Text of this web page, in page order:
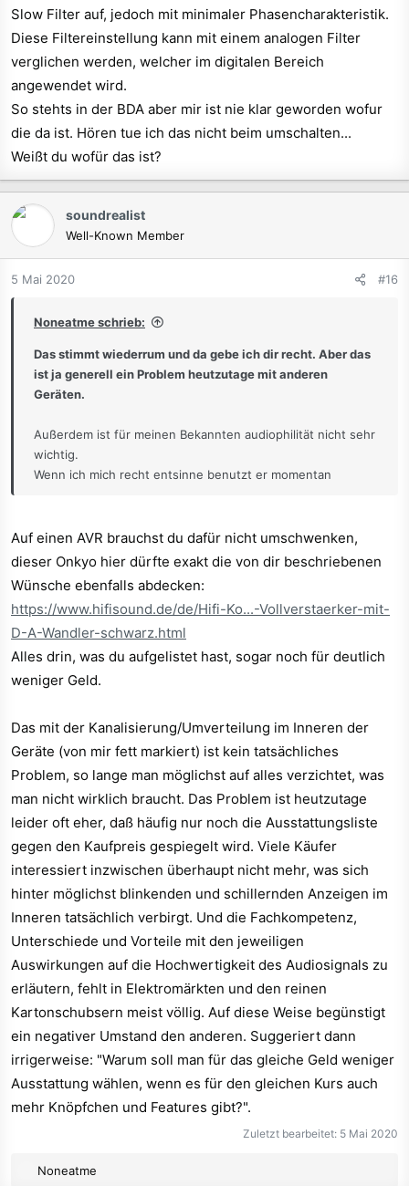
Slow Filter auf, jedoch mit minimaler Phasencharakteristik.
Diese Filtereinstellung kann mit einem analogen Filter
verglichen werden, welcher im digitalen Bereich
angewendet wird.
So stehts in der BDA aber mir ist nie klar geworden wofur
die da ist. Hören tue ich das nicht beim umschalten...
Weißt du wofür das ist?
soundrealist
Well-Known Member
5 Mai 2020 #16
Noneatme schrieb:
Das stimmt wiederrum und da gebe ich dir recht. Aber das
ist ja generell ein Problem heutzutage mit anderen
Geräten.
Außerdem ist für meinen Bekannten audiophilität nicht sehr
wichtig.
Wenn ich mich recht entsinne benutzt er momentan
reinigen digitalen Audioausgang und kein analoges Signal
mehr ausgeben (was sich in Zukunft bei neuen Geräten
wird) die er aber weiterhin mit einer einzigen
Fernbedienung steuern möchte, hat er nunmal den Wunsch
geäußert ein Gerät haben zu wollen, was alles in einem
Kombiniert, robust gebaut ist, möglichst lange hält und auch
einigermaßen gut klingt. Es muss nicht Audiophil sein,
bin ich auch auf den Magnat gestoßen.
Ich überlege stattdessen auf einen AV Receiver
umzudenken und Rücksprache zu halten, eventuell wird
man dort auch Geräte mit dem Funktionsumfang finden die
einigermaßen gut g
LG
Auf einen AVR brauchst du dafür nicht umschwenken,
dieser Onkyo hier dürfte exakt die von dir beschriebenen
Wünsche ebenfalls abdecken:
https://www.hifisound.de/de/Hifi-Ko...-Vollverstaerker-mit-
D-A-Wandler-schwarz.html
Alles drin, was du aufgelistet hast, sogar noch für deutlich
weniger Geld.
Das mit der Kanalisierung/Umverteilung im Inneren der
Geräte (von mir fett markiert) ist kein tatsächliches
Problem, so lange man möglichst auf alles verzichtet, was
man nicht wirklich braucht. Das Problem ist heutzutage
leider oft eher, daß häufig nur noch die Ausstattungsliste
gegen den Kaufpreis gespiegelt wird. Viele Käufer
interessiert inzwischen überhaupt nicht mehr, was sich
hinter möglichst blinkenden und schillernden Anzeigen im
Inneren tatsächlich verbirgt. Und die Fachkompetenz,
Unterschiede und Vorteile mit den jeweiligen
Auswirkungen auf die Hochwertigkeit des Audiosignals zu
erläutern, fehlt in Elektromärkten und den reinen
Kartonschubsern meist völlig. Auf diese Weise begünstigt
ein negativer Umstand den anderen. Suggeriert dann
irrigerweise: "Warum soll man für das gleiche Geld weniger
Ausstattung wählen, wenn es für den gleichen Kurs auch
mehr Knöpfchen und Features gibt?".
Zuletzt bearbeitet: 5 Mai 2020
R
Noneatme